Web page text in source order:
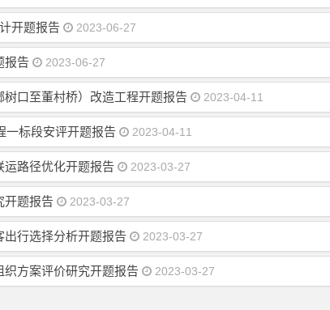
开题报告 2023-06-27
报告 2023-06-27
口至董村桥）改造工程开题报告 2023-04-11
一标段安评开题报告 2023-04-11
运路径优化开题报告 2023-03-27
开题报告 2023-03-27
行选择分析开题报告 2023-03-27
方案评价研究开题报告 2023-03-27